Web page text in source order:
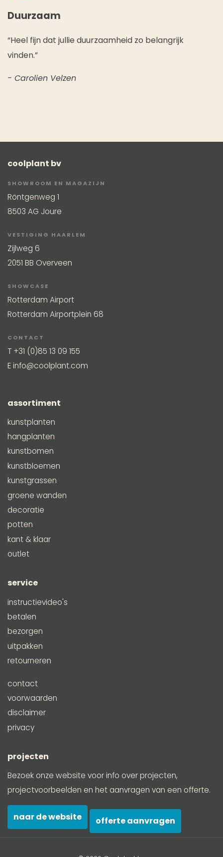
Duurzaam
“Heel fijn dat jullie duurzaamheid zo belangrijk
vinden.”
- Carolien Velzen
coolplant bv
SHOWROOM EN MAGAZIJN
Röntgenweg 1
8503 AG Joure
VESTIGING HAARLEM
Zijlweg 6
2051 BB Overveen
SHOWCASE
Rotterdam Airport
Rotterdam Airportplein 68
CONTACT
T +31 (0)85 13 09 155
Einfo@coolplant.com
assortiment
kunstplanten
hangplanten
kunstbomen
kunstbloemen
kunstgrassen
groene wanden
decoratie
potten
kant & klaar
outlet
service
instructievideo's
betalen
bezorgen
uitpakken
retourneren
contact
voorwaarden
disclaimer
privacy
projecten
Bezoek onze website voor info over projecten,
projectvoorbeelden en het aanvragen van een offerte.
naar de website offerte aanvragen